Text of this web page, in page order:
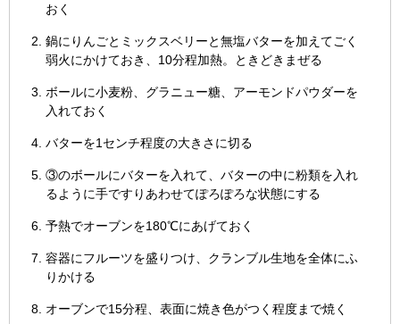
おく
鍋にりんごとミックスベリーと無塩バターを加えてごく
弱火にかけておき、10分程加熱。ときどきまぜる
ボールに小麦粉、グラニュー糖、アーモンドパウダーを
入れておく
バターを1センチ程度の大きさに切る
③のボールにバターを入れて、バターの中に粉類を入れ
るように手ですりあわせてぽろぽろな状態にする
予熱でオーブンを180℃にあげておく
容器にフルーツを盛りつけ、クランブル生地を全体にふ
りかける
オーブンで15分程、表面に焼き色がつく程度まで焼く